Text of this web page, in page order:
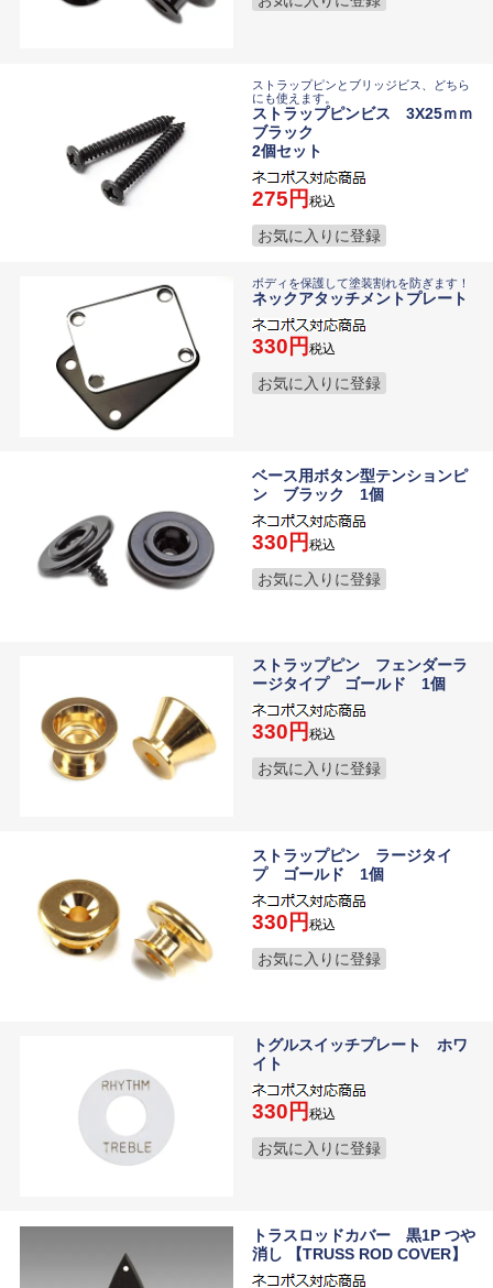
ストラップピンとブリッジビス、どちら
にも使えます。
ストラップピンビス 3X25ｍｍ
ブラック
2個セット
275 税込
お気に入りに登録
ボディを保護して塗装割れを防ぎます！
ネックアタッチメントプレート
330 税込
お気に入りに登録
ベース用ボタン型テンションピ
ン ブラック 1個
330 税込
お気に入りに登録
ストラップピン フェンダーラ
ージタイプ ゴールド 1個
330 税込
お気に入りに登録
ストラップピン ラージタイ
プ ゴールド 1個
330 税込
お気に入りに登録
トグルスイッチプレート ホワ
イト
330 税込
お気に入りに登録
トラスロッドカバー 黒1P つや
消し 【TRUSS ROD COVER】